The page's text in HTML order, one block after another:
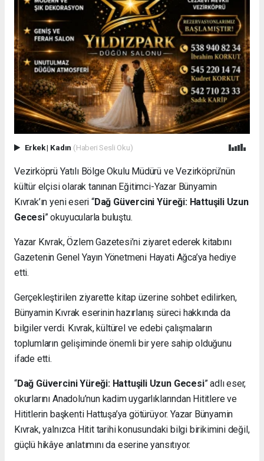
Erkek| Kadın (Haberi Sesli Oku)
Vezirköprü Yatılı Bölge Okulu Müdürü ve Vezirköprü’nün
kültür elçisi olarak tanınan Eğitimci-Yazar Bünyamin
Kıvrak’ın yeni eseri “Dağ Güvercini Yüreği: Hattuşili Uzun
Gecesi” okuyucularla buluştu.
Yazar Kıvrak, Özlem Gazetesi’ni ziyaret ederek kitabını
Gazetenin Genel Yayın Yönetmeni Hayati Ağca’ya hediye
etti.
Gerçekleştirilen ziyarette kitap üzerine sohbet edilirken,
Bünyamin Kıvrak eserinin hazırlanış süreci hakkında da
bilgiler verdi. Kıvrak, kültürel ve edebi çalışmaların
toplumların gelişiminde önemli bir yere sahip olduğunu
ifade etti.
“Dağ Güvercini Yüreği: Hattuşili Uzun Gecesi” adlı eser,
okurlarını Anadolu’nun kadim uygarlıklarından Hititlere ve
Hititlerin başkenti Hattuşa’ya götürüyor. Yazar Bünyamin
Kıvrak, yalnızca Hitit tarihi konusundaki bilgi birikimini değil,
güçlü hikâye anlatımını da eserine yansıtıyor.